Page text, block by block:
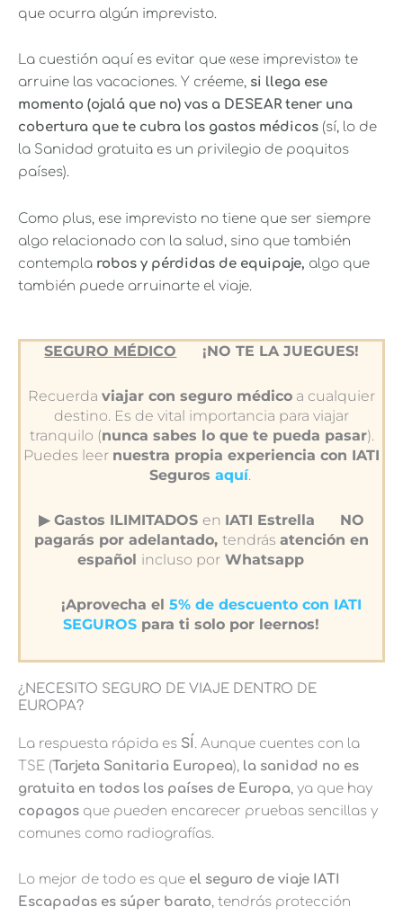
que ocurra algún imprevisto.
La cuestión aquí es evitar que «ese imprevisto» te
arruine las vacaciones. Y créeme, si llega ese
momento (ojalá que no) vas a DESEAR tener una
cobertura que te cubra los gastos médicos (sí, lo de
la Sanidad gratuita es un privilegio de poquitos
países).
Como plus, ese imprevisto no tiene que ser siempre
algo relacionado con la salud, sino que también
contempla robos y pérdidas de equipaje, algo que
también puede arruinarte el viaje.
SEGURO MÉDICO ¡NO TE LA JUEGUES!
Recuerda viajar con seguro médico a cualquier
destino. Es de vital importancia para viajar
tranquilo (nunca sabes lo que te pueda pasar).
Puedes leer nuestra propia experiencia con IATI
Seguros aquí.
▶︎ Gastos ILIMITADOS en IATI Estrella
NO
pagarás por adelantado, tendrás atención en
español incluso por Whatsapp
¡Aprovecha el 5% de descuento con IATI
SEGUROSpara ti solo por leernos!
¿NECESITO SEGURO DE VIAJE DENTRO DE
EUROPA?
La respuesta rápida es SÍ . Aunque cuentes con la
TSE (Tarjeta Sanitaria Europea), la sanidad no es
gratuita en todos los países de Europa, ya que hay
copagos que pueden encarecer pruebas sencillas y
comunes como radiografías.
Lo mejor de todo es que el seguro de viaje IATI
Escapadas es súper barato, tendrás protección